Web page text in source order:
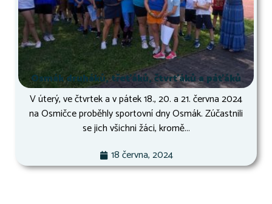
Osmák druháků, třeťáků, čtvrťáků a páťáků
V úterý, ve čtvrtek a v pátek 18., 20. a 21. června 2024
na Osmičce proběhly sportovní dny Osmák. Zúčastnili
se jich všichni žáci, kromě...
18 června, 2024